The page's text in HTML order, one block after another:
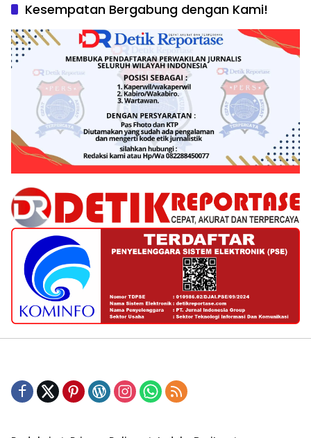
Kesempatan Bergabung dengan Kami!